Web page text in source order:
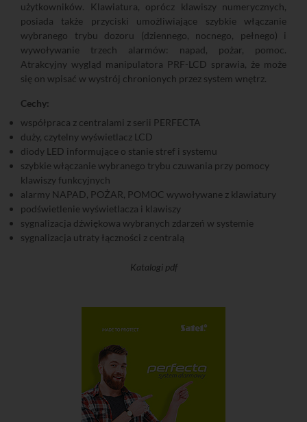
użytkowników. Klawiatura, oprócz klawiszy numerycznych,
posiada także przyciski umożliwiające szybkie włączanie
wybranego trybu dozoru (dziennego, nocnego, pełnego) i
wywoływanie trzech alarmów: napad, pożar, pomoc.
Atrakcyjny wygląd manipulatora PRF-LCD sprawia, że może
się on wpisać w wystrój chronionych przez system wnętrz.
Cechy:
współpraca z centralami z serii PERFECTA
duży, czytelny wyświetlacz LCD
diody LED informujące o stanie stref i systemu
szybkie włączanie wybranego trybu czuwania przy pomocy
klawiszy funkcyjnych
alarmy NAPAD, POŻAR, POMOC wywoływane z klawiatury
podświetlenie wyświetlacza i klawiszy
sygnalizacja dźwiękowa wybranych zdarzeń w systemie
sygnalizacja utraty łączności z centralą
Katalogi pdf